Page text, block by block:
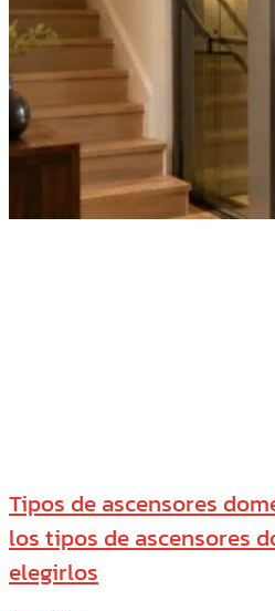
Tipos de ascensores
los tipos de ascensores
elegirlos